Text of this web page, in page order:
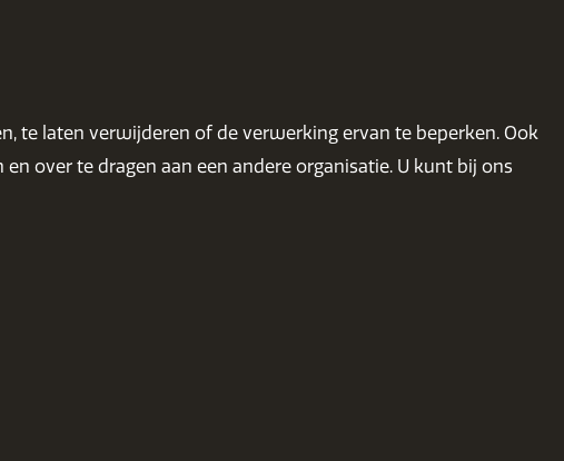
te laten verwijderen of de verwerking ervan te beperken. Ook
over te dragen aan een andere organisatie. U kunt bij ons